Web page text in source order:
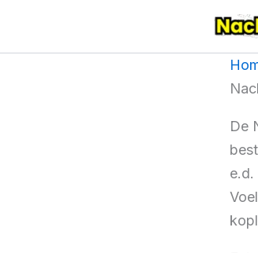
de
De
e.d.